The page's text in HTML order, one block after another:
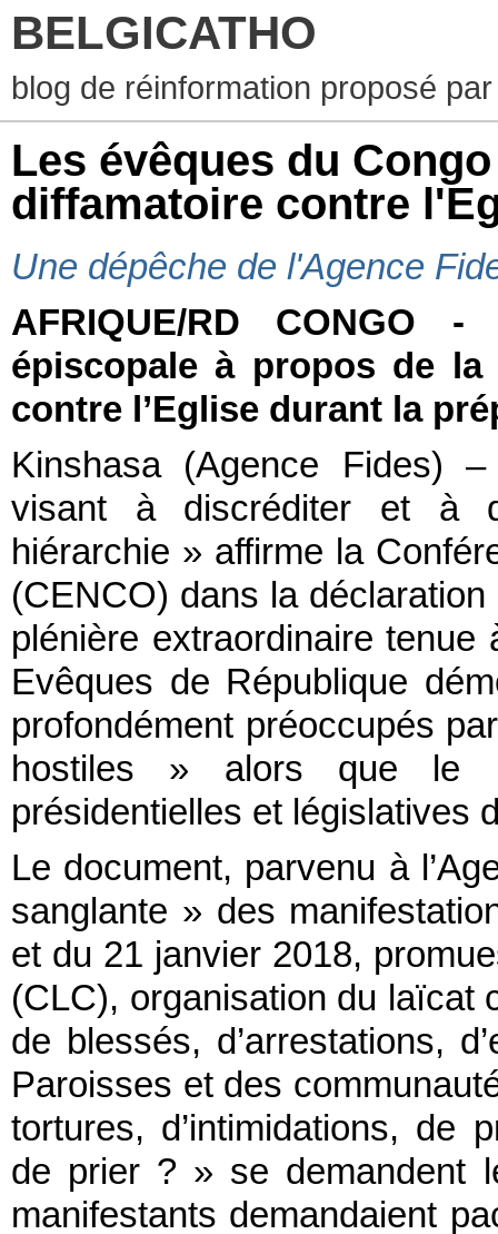
BELGICATHO
blog de réinformation proposé
Les évêques du
diffamatoire contre
Une dépêche de l'Agence
AFRIQUE/RD CONGO
épiscopale à propos de
contre l’Eglise durant la
Kinshasa (Agence Fides)
visant à discréditer et à
hiérarchie » affirme la
(CENCO) dans la
plénière extraordinaire
Evêques de République
profondément préoccupés
hostiles » alors que le
présidentielles et législatives
Le document, parvenu à
sanglante » des
et du 21 janvier 2018,
(CLC), organisation du laïcat
de blessés, d’arrestations,
Paroisses et des
tortures, d’intimidations, de
de prier ? » se demandent
manifestants demandaient